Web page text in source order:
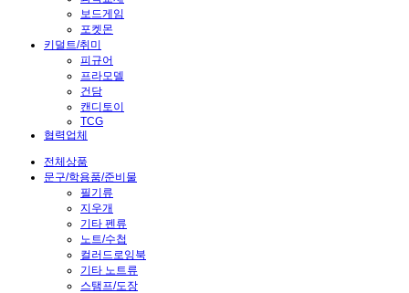
보드게임
포켓몬
키덜트/취미
피규어
프라모델
건담
캔디토이
TCG
협력업체
전체상품
문구/학용품/준비물
필기류
지우개
기타 펜류
노트/수첩
컬러드로잉북
기타 노트류
스탬프/도장